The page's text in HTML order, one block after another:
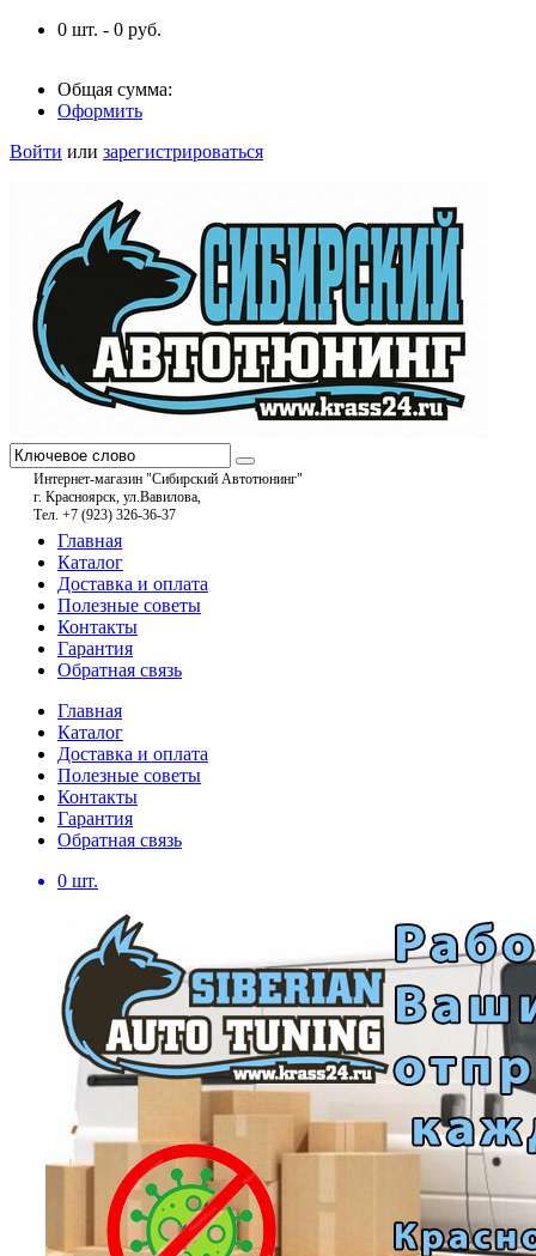
0 шт. - 0 руб.
Общая сумма:
Оформить
Войти или зарегистрироваться
Интернет-магазин "Сибирский Автотюнинг"
г. Красноярск, ул.Вавилова,
Тел. +7 (923) 326-36-37
Главная
Каталог
Доставка и оплата
Полезные советы
Контакты
Гарантия
Обратная связь
Главная
Каталог
Доставка и оплата
Полезные советы
Контакты
Гарантия
Обратная связь
0 шт.